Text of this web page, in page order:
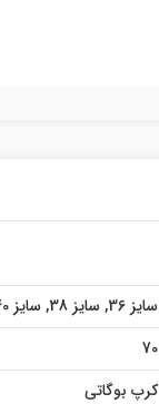
سایز 36 , سایز 38 , سایز 40
70
کرپ بوگاتی